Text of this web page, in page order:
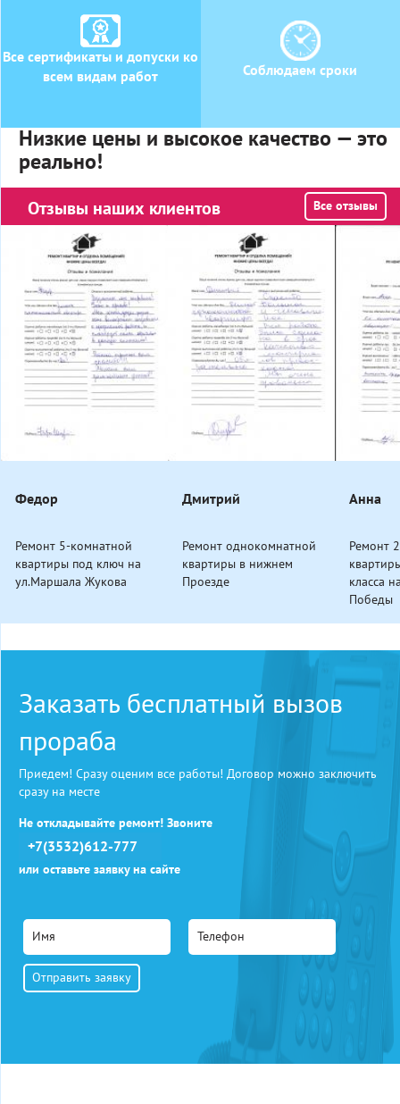
Все сертификаты и допуски ко
всем видам работ
Соблюдаем сроки
Низкие цены и высокое качество — это
реально!
Отзывы наших клиентов Все отзывы
Федор
Ремонт 5-комнатной
квартиры под ключ на
ул.Маршала Жукова
Дмитрий
Ремонт однокомнатной
квартиры в нижнем
Проезде
Анна
Ремонт
класса
Победы
Заказать бесплатный вызов
прораба
Приедем! Сразу оценим все работы! Договор можно заключить
сразу на месте
Не откладывайте ремонт! Звоните
+7(3532)612-777
или оставьте заявку на сайте